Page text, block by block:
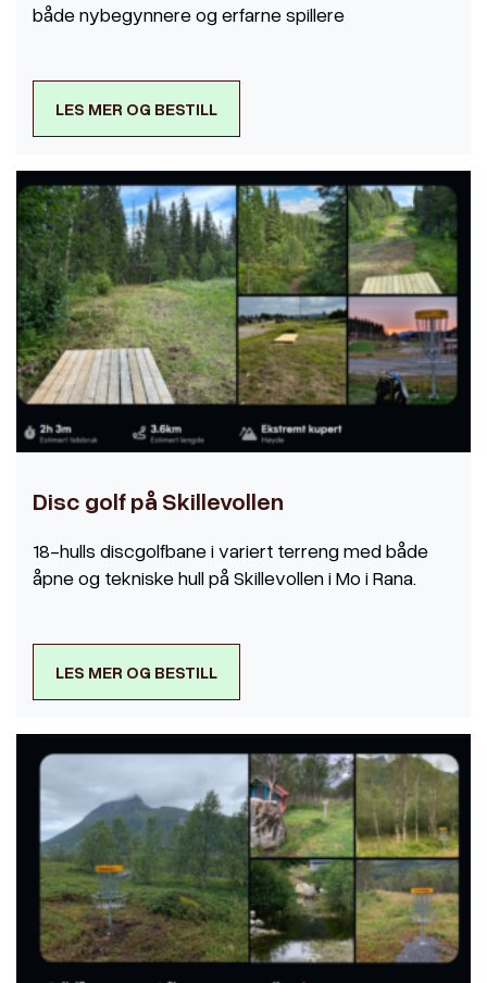
både nybegynnere og erfarne spillere
LES MER OG BESTILL
Disc golf på Skillevollen
18-hulls discgolfbane i variert terreng med både
åpne og tekniske hull på Skillevollen i Mo i Rana.
LES MER OG BESTILL